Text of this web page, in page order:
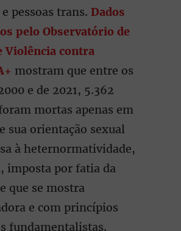
pessoas trans. Dados
pelo Observatório de
Violência contra
mostram que entre os
e de 2021, 5.362
mortas apenas em
sua orientação sexual
à heternormatividade,
imposta por fatia da
que se mostra
e com princípios
fundamentalistas.